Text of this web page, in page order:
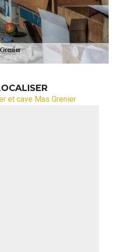
et cave Mas Grenier